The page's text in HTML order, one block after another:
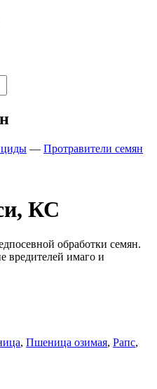
— Протравители семян
КС
обработки семян.
вредителей имаго и
, Пшеница озимая, Рапс,